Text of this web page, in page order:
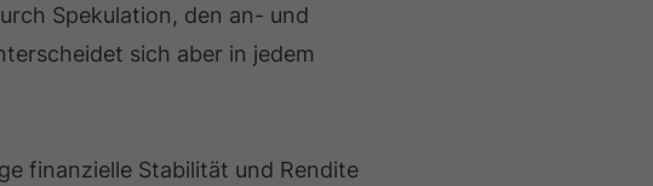
Spekulation, den an- und
sich aber in jedem
finanzielle Stabilität und Rendite